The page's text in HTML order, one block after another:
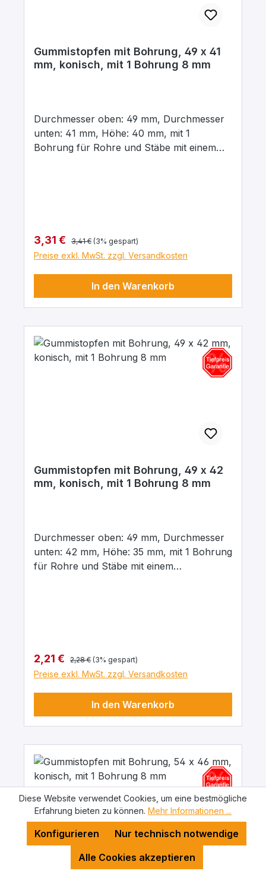
Gummistopfen mit Bohrung, 49 x 41
mm, konisch, mit 1 Bohrung 8 mm
Durchmesser oben: 49 mm, Durchmesser
unten: 41 mm, Höhe: 40 mm, mit 1
Bohrung für Rohre und Stäbe mit einem
Verkaufspreis:
3,31 € Regulärer Preis:
3,41 € (3% gespart)
Preise exkl. MwSt. zzgl. Versandkosten
In den Warenkorb
Gummistopfen mit Bohrung, 49 x 42
mm, konisch, mit 1 Bohrung 8 mm
Durchmesser oben: 49 mm, Durchmesser
unten: 42 mm, Höhe: 35 mm, mit 1 Bohrung
für Rohre und Stäbe mit einem
Verkaufspreis:
2,21 € Regulärer Preis:
2,28 € (3% gespart)
Preise exkl. MwSt. zzgl. Versandkosten
In den Warenkorb
Diese Website verwendet Cookies, um eine bestmögliche
Erfahrung bieten zu können. Mehr Informationen ...
Nur technisch notwendige
Konfigurieren
Alle Cookies akzeptieren